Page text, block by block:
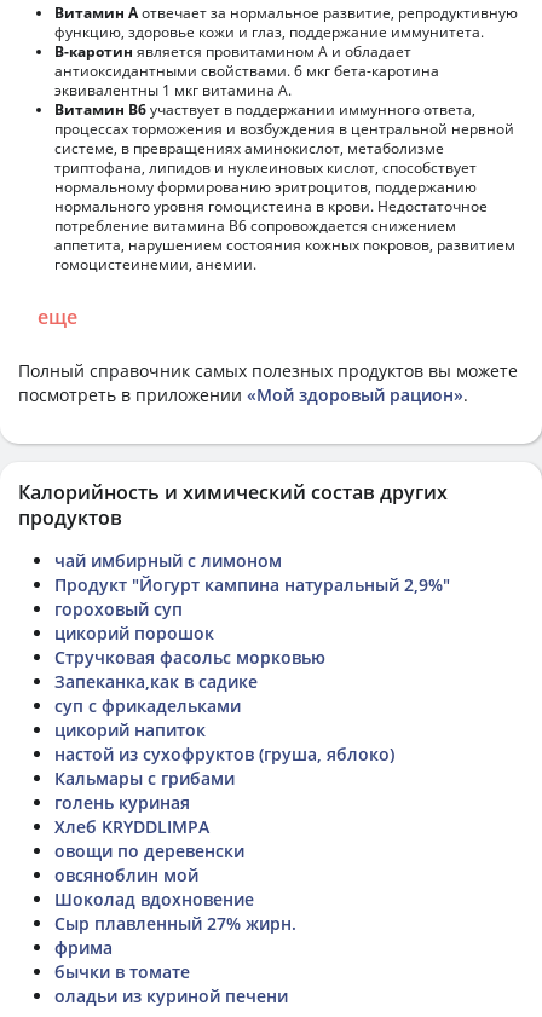
Витамин Аотвечает за нормальное развитие, репродуктивную
функцию, здоровье кожи и глаз, поддержание иммунитета.
В-каротин является провитамином А и обладает
антиоксидантными свойствами. 6 мкг бета-каротина
эквивалентны 1 мкг витамина А.
Витамин В6участвует в поддержании иммунного ответа,
процессах торможения и возбуждения в центральной нервной
системе, в превращениях аминокислот, метаболизме
триптофана, липидов и нуклеиновых кислот, способствует
нормальному формированию эритроцитов, поддержанию
нормального уровня гомоцистеина в крови. Недостаточное
потребление витамина В6 сопровождается снижением
аппетита, нарушением состояния кожных покровов, развитием
гомоцистеинемии, анемии.
еще
Полный справочник самых полезных продуктов вы можете
посмотреть в приложении «Мой здоровый рацион».
Калорийность и химический состав других
продуктов
чай имбирный с лимоном
Продукт "Йогурт кампина натуральный 2,9%"
гороховый суп
цикорий порошок
Стручковая фасольс морковью
Запеканка,как в садике
суп с фрикадельками
цикорий напиток
настой из сухофруктов (груша, яблоко)
Кальмары с грибами
голень куриная
Хлеб KRYDDLIMPA
овощи по деревенски
овсяноблин мой
Шоколад вдохновение
Сыр плавленный 27% жирн.
фрима
бычки в томате
оладьи из куриной печени